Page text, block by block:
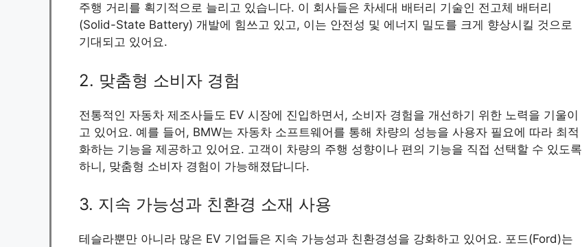
주행 거리를 획기적으로 늘리고 있습니다. 이 회사들은 차세대 배터리 기술인 전고체 배터리
(Solid-State Battery) 개발에 힘쓰고 있고, 이는 안전성 및 에너지 밀도를 크게 향상시킬 것으로
기대되고 있어요.
2. 맞춤형 소비자 경험
전통적인 자동차 제조사들도 EV 시장에 진입하면서, 소비자 경험을 개선하기 위한 노력을 기울이
고 있어요. 예를 들어, BMW는 자동차 소프트웨어를 통해 차량의 성능을 사용자 필요에 따라 최적
화하는 기능을 제공하고 있어요. 고객이 차량의 주행 성향이나 편의 기능을 직접 선택할 수 있도록
하니, 맞춤형 소비자 경험이 가능해졌답니다.
3. 지속 가능성과 친환경 소재 사용
테슬라뿐만 아니라 많은 EV 기업들은 지속 가능성과 친환경성을 강화하고 있어요. 포드(Ford)는